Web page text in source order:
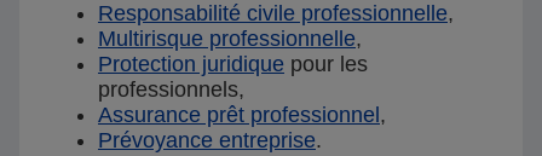
Responsabilité civile professionnelle,
Multirisque professionnelle,
Protection juridique pour les
professionnels,
Assurance prêt professionnel ,
Prévoyance entreprise.